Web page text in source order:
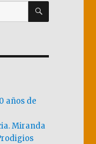
BUSCAR
años de
Miranda